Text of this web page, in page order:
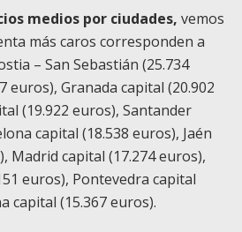
medios por ciudades, vemos
más caros corresponden a
– San Sebastián (25.734
euros), Granada capital (20.902
(19.922 euros), Santander
capital (18.538 euros), Jaén
Madrid capital (17.274 euros),
euros), Pontevedra capital
capital (15.367 euros).